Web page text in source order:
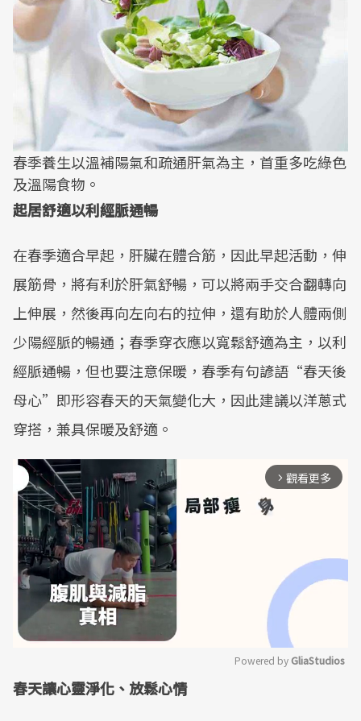
春季養生以溫補陽氣和疏通肝氣為主，首重多吃綠色
及溫陽食物。
起居舒適以利經脈通暢
在春季適合早起，肝臟在體合筋，因此早起活動，伸
展筋骨，將有利於肝氣舒暢，可以將兩手交合翻轉向
上伸展，然後再向左向右的拉伸，還有助於人體兩側
少陽經脈的暢通；春季穿衣應以寬鬆舒適為主，以利
經脈通暢，但也要注意保暖，春季有句諺語“春天後
母心”即形容春天的天氣變化大，因此建議以洋蔥式
穿搭，兼具保暖及舒適。
arrow_forward_ios 觀看更多
Powered by GliaStudios
春天讓心靈淨化、放鬆心情